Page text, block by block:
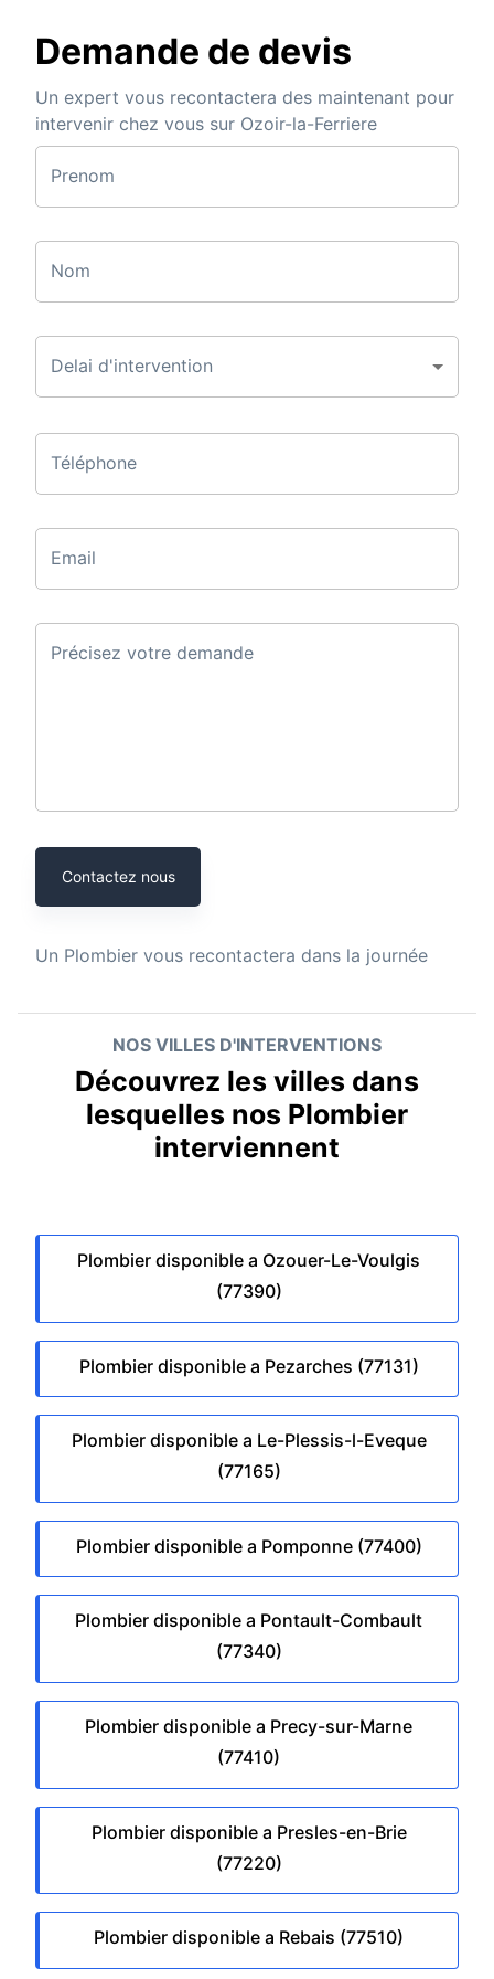
Demande de devis
Un expert vous recontactera des maintenant pour
intervenir chez vous sur Ozoir-la-Ferriere
Prenom
Nom
Delai d'intervention
Téléphone
Email
Précisez votre demande
Contactez nous
Un Plombier vous recontactera dans la journée
NOS VILLES D'INTERVENTIONS
Découvrez les villes dans
lesquelles nos Plombier
interviennent
Plombier disponible a Ozouer-Le-Voulgis
(77390)
Plombier disponible a Pezarches (77131)
Plombier disponible a Le-Plessis-l-Eveque
(77165)
Plombier disponible a Pomponne (77400)
Plombier disponible a Pontault-Combault
(77340)
Plombier disponible a Precy-sur-Marne
(77410)
Plombier disponible a Presles-en-Brie
(77220)
Plombier disponible a Rebais (77510)